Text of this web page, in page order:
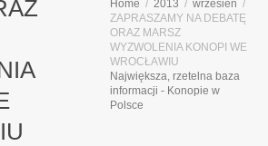
Home 2013
wrzesień
ZAPRASZAMY NA DEBATĘ
ORAZ MARSZ
WYZWOLENIA KONOPI WE
WROCŁAWIU
Największa, rzetelna baza
informacji - Konopie w
Polsce